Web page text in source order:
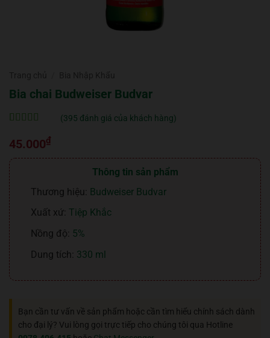
Bia chai Budweiser Budvar
trên đánh
giá
(395 đánh giá của khách hàng)
45.000₫
Thông tin sản phẩm
Thương hiệu: Budweiser Budvar
Xuất xứ: Tiệp Khắc
Nồng độ: 5%
Dung tích: 330 ml
Bạn cần tư vấn về sản phẩm hoặc cần tìm hiểu chính sách dành
cho đại lý? Vui lòng gọi trực tiếp cho chúng tôi qua Hotline